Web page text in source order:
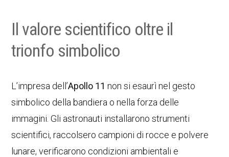
Il valore scientifico oltre il
trionfo simbolico
L’impresa dell’Apollo 11 non si esaurì nel gesto
simbolico della bandiera o nella forza delle
immagini. Gli astronauti installarono strumenti
scientifici, raccolsero campioni di rocce e polvere
lunare, verificarono condizioni ambientali e